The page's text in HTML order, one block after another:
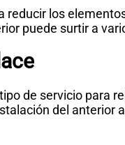
reducir los
puede surtir a
de servicio para
del anterior